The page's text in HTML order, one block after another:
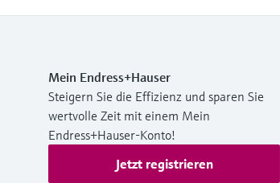
Mein Endress+Hauser
Steigern Sie die Effizienz und sparen Sie
wertvolle Zeit mit einem Mein
Endress+Hauser-Konto!
Jetzt registrieren